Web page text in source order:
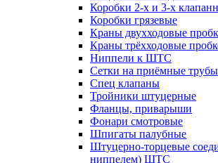
Коробки 2-х и 3-х
Коробки грязевые
Краны двухходовые
Краны трёхходовые
Ниппели к ШТС
Сетки на приёмные
Спец клапаны
Тройники штуцерные
Фланцы, приварыши
Фонари смотровые
Шпигаты палубные
Штуцерно-торцевые
ниппелем) ШТС